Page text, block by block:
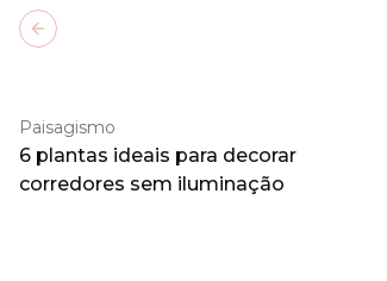
Paisagismo
6 plantas ideais para decorar
corredores sem iluminação
Previous slide